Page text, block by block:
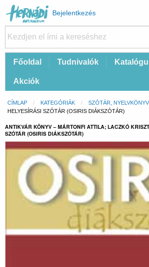
Felhasználói
fiók
menüje
Bejelentkezés
FőFőoldal Tudnivalók
Akciók
Morzsa
CÍMLAP KATEGÓRIÁK SZÓTÁR, NYELVKÖNYV
CURRENT:
HELYESÍRÁSI SZÓTÁR (OSIRIS DIÁKSZÓTÁR)
ANTIKVÁR KÖNYV – MÁRTONFI ATTILA; LACZKÓ
SZÓTÁR (OSIRIS DIÁKSZÓTÁR)